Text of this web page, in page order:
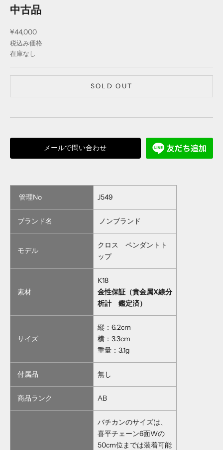
中古品
セール価格
¥44,000
税込み価格
在庫なし
SOLD OUT
メールで問い合わせ
管理No J549
ブランド名 ノンブランド
モデル
クロス ペンダントト
ップ
素材
K18
金性保証（貴金属X線分
析計 鑑定済）
サイズ
縦：6.2cm
横：3.3cm
重量：3.1g
付属品 無し
商品ランク AB
バチカンのサイズは、
喜平チェーン6面Wの
50cm位までは装着可能